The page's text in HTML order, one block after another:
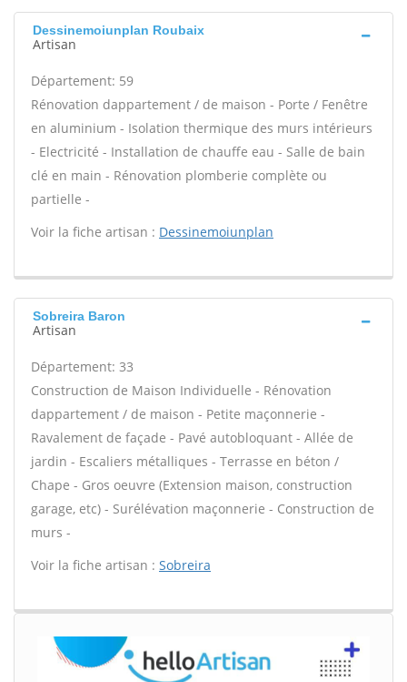
Dessinemoiunplan Roubaix
Artisan
Département: 59
Rénovation dappartement / de maison - Porte / Fenêtre
en aluminium - Isolation thermique des murs intérieurs
- Electricité - Installation de chauffe eau - Salle de bain
clé en main - Rénovation plomberie complète ou
partielle -
Voir la fiche artisan : Dessinemoiunplan
Sobreira Baron
Artisan
Département: 33
Construction de Maison Individuelle - Rénovation
dappartement / de maison - Petite maçonnerie -
Ravalement de façade - Pavé autobloquant - Allée de
jardin - Escaliers métalliques - Terrasse en béton /
Chape - Gros oeuvre (Extension maison, construction
garage, etc) - Surélévation maçonnerie - Construction de
murs -
Voir la fiche artisan : Sobreira